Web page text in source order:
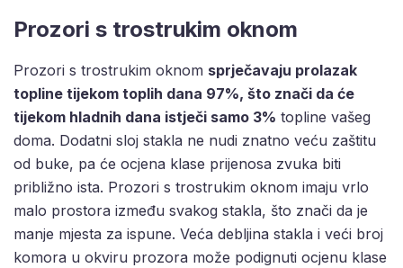
Prozori s trostrukim oknom
Prozori s trostrukim oknom sprječavaju prolazak
topline tijekom toplih dana 97%, što znači da će
tijekom hladnih dana istječi samo 3% topline vašeg
doma. Dodatni sloj stakla ne nudi znatno veću zaštitu
od buke, pa će ocjena klase prijenosa zvuka biti
približno ista. Prozori s trostrukim oknom imaju vrlo
malo prostora između svakog stakla, što znači da je
manje mjesta za ispune. Veća debljina stakla i veći broj
komora u okviru prozora može podignuti ocjenu klase